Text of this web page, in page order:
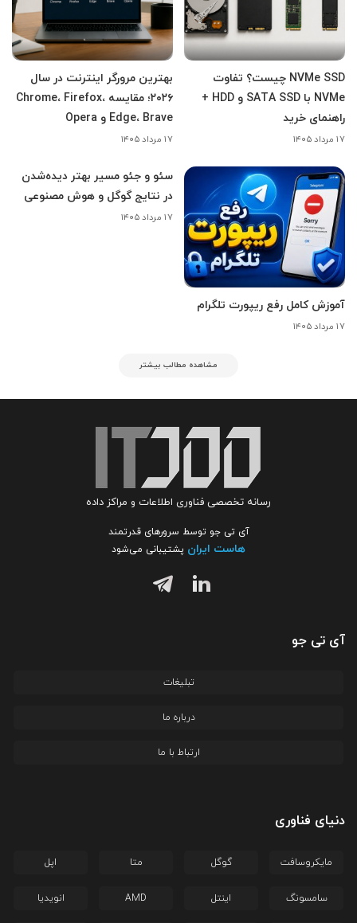
NVMe SSD چیست؟ تفاوت
NVMe با SATA SSD و HDD +
راهنمای خرید
۱۷ مرداد ۱۴۰۵
بهترین مرورگر اینترنت در سال
۲۰۲۶؛ مقایسه Chrome، Firefox،
Edge، Brave و Opera
۱۷ مرداد ۱۴۰۵
آموزش کامل رفع ریپورت تلگرام
۱۷ مرداد ۱۴۰۵
سئو و جئو مسیر بهتر دیده‌شدن
در نتایج گوگل و هوش مصنوعی
۱۷ مرداد ۱۴۰۵
مشاهده مطالب بیشتر
رسانه تخصصی فناوری اطلاعات و مراکز داده
آی تی جو توسط سرورهای قدرتمند
هاست ایران پشتیبانی می‌شود
آی تی جو
تبلیغات
درباره ما
ارتباط با ما
دنیای فناوری
مایکروسافت گوگل متا اپل
سامسونگ اینتل AMD انویدیا